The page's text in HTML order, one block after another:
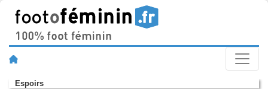
Espoirs